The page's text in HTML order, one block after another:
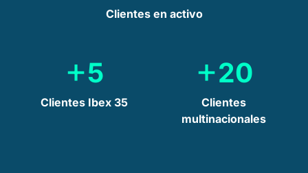
Clientes en activo
+5
Clientes Ibex 35
+20
Clientes
multinacionales